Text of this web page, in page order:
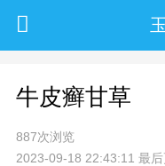
牛皮癣甘草
887次浏览
2023-09-18 22:43:11 最